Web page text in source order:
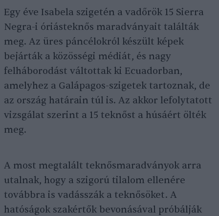
Egy éve Isabela szigetén a vadőrök 15 Sierra
Negra-i óriásteknős maradványait találták
meg. Az üres páncélokról készült képek
bejárták a közösségi médiát, és nagy
felháborodást váltottak ki Ecuadorban,
amelyhez a Galápagos-szigetek tartoznak, de
az ország határain túl is. Az akkor lefolytatott
vizsgálat szerint a 15 teknőst a húsáért ölték
meg.
A most megtalált teknősmaradványok arra
utalnak, hogy a szigorú tilalom ellenére
továbbra is vadásszák a teknősöket. A
hatóságok szakértők bevonásával próbálják